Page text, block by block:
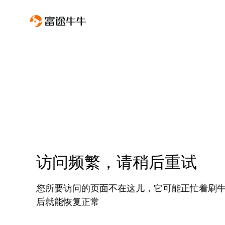
访问频繁，请稍后重试
您所要访问的页面不在这儿，它可能正忙着刷
后就能恢复正常